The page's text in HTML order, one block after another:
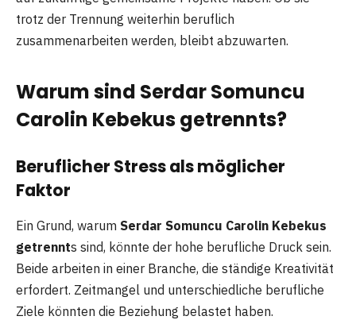
trotz der Trennung weiterhin beruflich
zusammenarbeiten werden, bleibt abzuwarten.
Warum sind Serdar Somuncu
Carolin Kebekus getrennts?
Beruflicher Stress als möglicher
Faktor
Ein Grund, warum Serdar Somuncu Carolin Kebekus
getrennts sind, könnte der hohe berufliche Druck sein.
Beide arbeiten in einer Branche, die ständige Kreativität
erfordert. Zeitmangel und unterschiedliche berufliche
Ziele könnten die Beziehung belastet haben.